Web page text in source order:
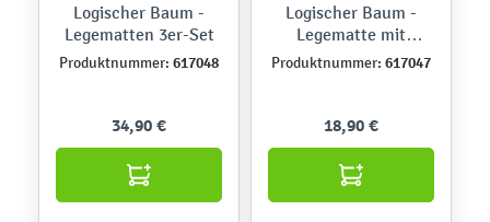
Logischer Baum -
Legematten 3er-Set
Produktnummer: 617048
34,90 €
Logischer Baum -
Legematte mit
Koordinatensystem
Produktnummer: 617047
18,90 €